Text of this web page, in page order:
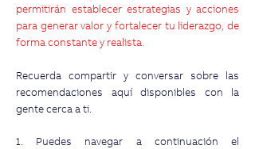
permitirán establecer estrategias y acciones
para generar valor y fortalecer tu liderazgo, de
forma constante y realista.
Recuerda compartir y conversar sobre las
recomendaciones aquí disponibles con la
gente cerca a ti.
1. Puedes navegar a continuación el